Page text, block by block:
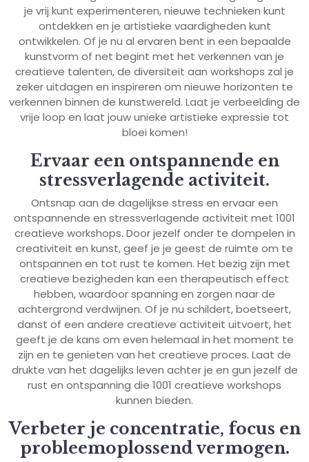
je vrij kunt experimenteren, nieuwe technieken kunt
ontdekken en je artistieke vaardigheden kunt
ontwikkelen. Of je nu al ervaren bent in een bepaalde
kunstvorm of net begint met het verkennen van je
creatieve talenten, de diversiteit aan workshops zal je
zeker uitdagen en inspireren om nieuwe horizonten te
verkennen binnen de kunstwereld. Laat je verbeelding de
vrije loop en laat jouw unieke artistieke expressie tot
bloei komen!
Ervaar een ontspannende en
stressverlagende activiteit.
Ontsnap aan de dagelijkse stress en ervaar een
ontspannende en stressverlagende activiteit met 1001
creatieve workshops. Door jezelf onder te dompelen in
creativiteit en kunst, geef je je geest de ruimte om te
ontspannen en tot rust te komen. Het bezig zijn met
creatieve bezigheden kan een therapeutisch effect
hebben, waardoor spanning en zorgen naar de
achtergrond verdwijnen. Of je nu schildert, boetseert,
danst of een andere creatieve activiteit uitvoert, het
geeft je de kans om even helemaal in het moment te
zijn en te genieten van het creatieve proces. Laat de
drukte van het dagelijks leven achter je en gun jezelf de
rust en ontspanning die 1001 creatieve workshops
kunnen bieden.
Verbeter je concentratie, focus en
probleemoplossend vermogen.